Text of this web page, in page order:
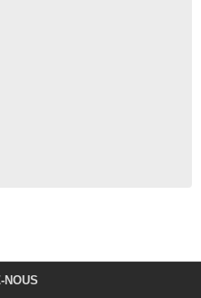
NOUS